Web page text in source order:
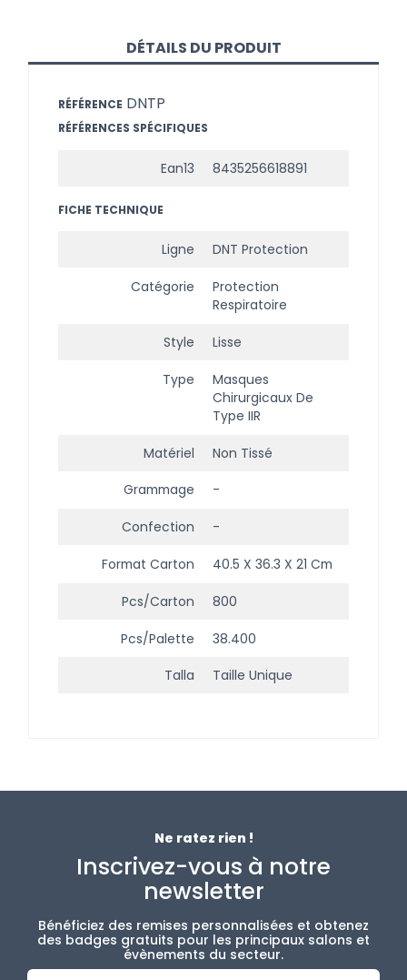
DÉTAILS DU PRODUIT
RÉFÉRENCE DNTP
RÉFÉRENCES SPÉCIFIQUES
Ean13 8435256618891
FICHE TECHNIQUE
Ligne DNT Protection
Catégorie
Protection
Respiratoire
Style Lisse
Type
Masques
Chirurgicaux De
Type IIR
Matériel Non Tissé
Grammage -
Confection -
Format Carton 40.5 X 36.3 X 21 Cm
Pcs/carton 800
Pcs/palette 38.400
Talla Taille Unique
Ne ratez rien !
Inscrivez-vous à notre
newsletter
Bénéficiez des remises personnalisées et obtenez
des badges gratuits pour les principaux salons et
évènements du secteur.